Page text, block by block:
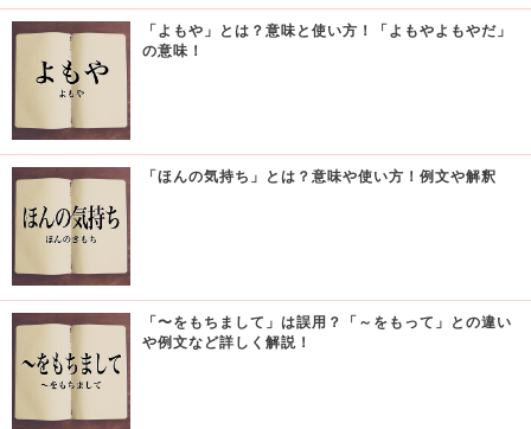
「よもや」とは？意味と使い方！「よもやよもやだ」
の意味！
「ほんの気持ち」とは？意味や使い方！例文や解釈
「〜をもちまして」は誤用？「～をもって」との違い
や例文など詳しく解説！